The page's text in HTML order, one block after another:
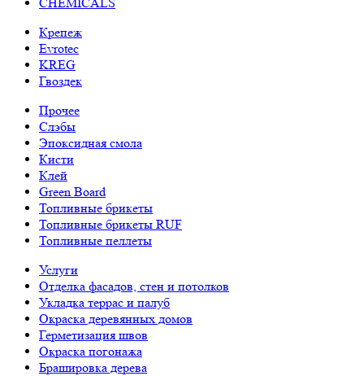
Крепеж
Evrotec
KREG
Гвоздек
Прочее
Слэбы
Эпоксидная смола
Кисти
Клей
Green Board
Топливные брикеты
Топливные брикеты RUF
Топливные пеллеты
Услуги
Отделка фасадов, стен и потолков
Укладка террас и палуб
Окраска деревянных домов
Герметизация швов
Окраска погонажа
Брашировка дерева